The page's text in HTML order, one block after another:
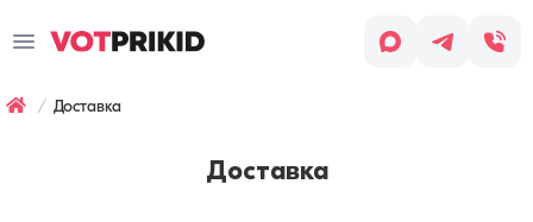
Доставка
Доставка
Заявка оставлена
Заказ